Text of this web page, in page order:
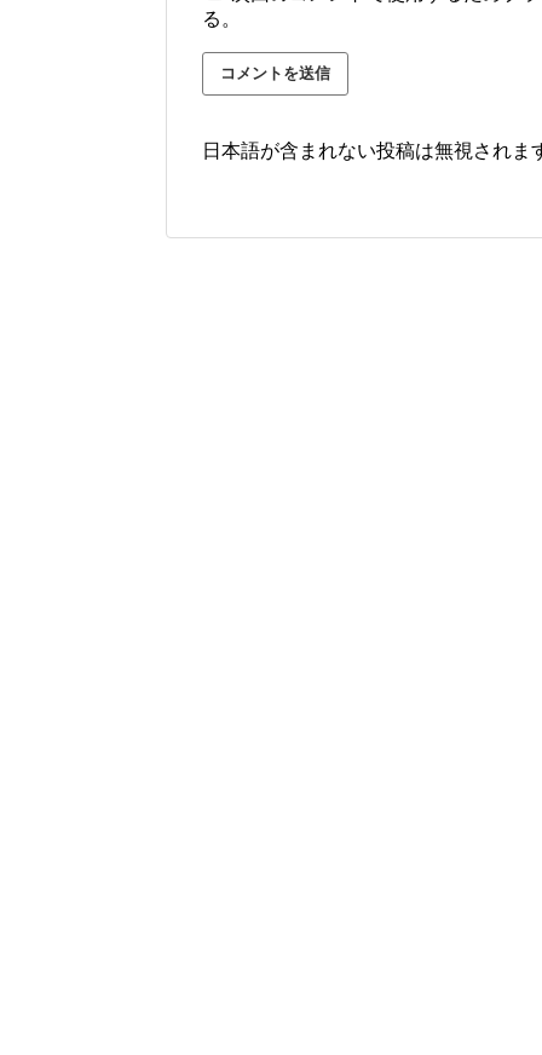
る。
日本語が含まれない投稿は無視されま